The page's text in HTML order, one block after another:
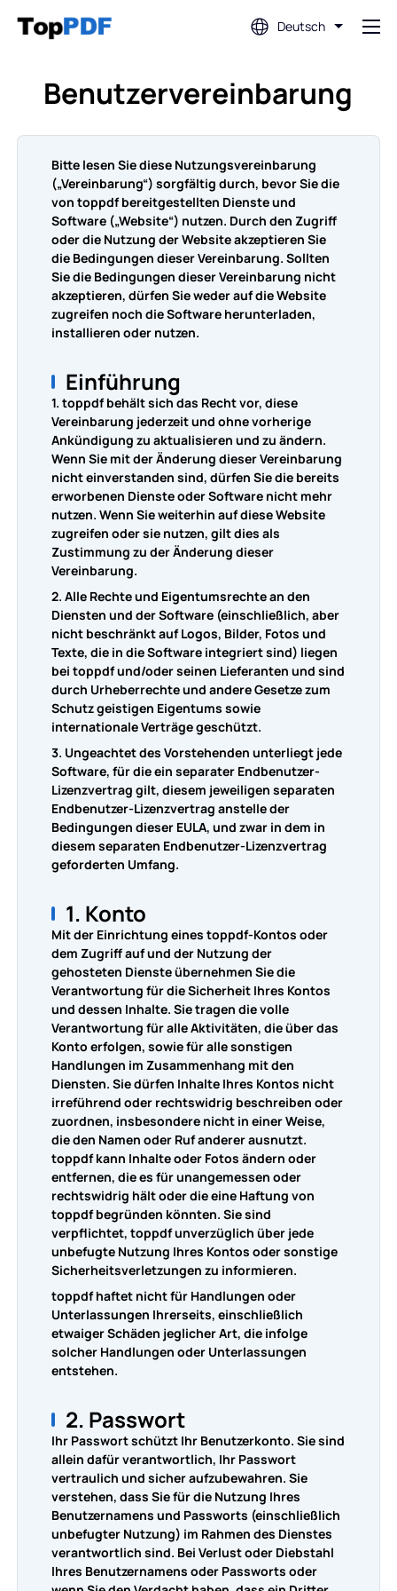
Deutsch
PDF bearbeiten
PDF übersetzen
PDF zusammenfügen
PDF teilen
PDF komprimieren
Von PDF konvertieren
PDF zu WORD
PDF zu EXCEL
PDF zu PPT
PDF zu JPG
Zu PDF konvertieren
WORD zu PDF
EXCEL zu PDF
PPT zu PDF
JPG zu PDF
EPUB zu PDF
Zu JPG konvertieren
WORD zu JPG
EXCEL zu JPG
PPT zu JPG
PDF zu JPG
Kontaktieren Sie uns
Anmelden
Benutzervereinbarung
Bitte lesen Sie diese Nutzungsvereinbarung
(„Vereinbarung“) sorgfältig durch, bevor Sie die
von toppdf bereitgestellten Dienste und
Software („Website“) nutzen. Durch den Zugriff
oder die Nutzung der Website akzeptieren Sie
die Bedingungen dieser Vereinbarung. Sollten
Sie die Bedingungen dieser Vereinbarung nicht
akzeptieren, dürfen Sie weder auf die Website
zugreifen noch die Software herunterladen,
installieren oder nutzen.
Einführung
1. toppdf behält sich das Recht vor, diese
Vereinbarung jederzeit und ohne vorherige
Ankündigung zu aktualisieren und zu ändern.
Wenn Sie mit der Änderung dieser Vereinbarung
nicht einverstanden sind, dürfen Sie die bereits
erworbenen Dienste oder Software nicht mehr
nutzen. Wenn Sie weiterhin auf diese Website
zugreifen oder sie nutzen, gilt dies als
Zustimmung zu der Änderung dieser
Vereinbarung.
2. Alle Rechte und Eigentumsrechte an den
Diensten und der Software (einschließlich, aber
nicht beschränkt auf Logos, Bilder, Fotos und
Texte, die in die Software integriert sind) liegen
bei toppdf und/oder seinen Lieferanten und sind
durch Urheberrechte und andere Gesetze zum
Schutz geistigen Eigentums sowie
internationale Verträge geschützt.
3. Ungeachtet des Vorstehenden unterliegt jede
Software, für die ein separater Endbenutzer-
Lizenzvertrag gilt, diesem jeweiligen separaten
Endbenutzer-Lizenzvertrag anstelle der
Bedingungen dieser EULA, und zwar in dem in
diesem separaten Endbenutzer-Lizenzvertrag
geforderten Umfang.
1. Konto
Mit der Einrichtung eines toppdf-Kontos oder
dem Zugriff auf und der Nutzung der
gehosteten Dienste übernehmen Sie die
Verantwortung für die Sicherheit Ihres Kontos
und dessen Inhalte. Sie tragen die volle
Verantwortung für alle Aktivitäten, die über das
Konto erfolgen, sowie für alle sonstigen
Handlungen im Zusammenhang mit den
Diensten. Sie dürfen Inhalte Ihres Kontos nicht
irreführend oder rechtswidrig beschreiben oder
zuordnen, insbesondere nicht in einer Weise,
die den Namen oder Ruf anderer ausnutzt.
toppdf kann Inhalte oder Fotos ändern oder
entfernen, die es für unangemessen oder
rechtswidrig hält oder die eine Haftung von
toppdf begründen könnten. Sie sind
verpflichtet, toppdf unverzüglich über jede
unbefugte Nutzung Ihres Kontos oder sonstige
Sicherheitsverletzungen zu informieren.
toppdf haftet nicht für Handlungen oder
Unterlassungen Ihrerseits, einschließlich
etwaiger Schäden jeglicher Art, die infolge
solcher Handlungen oder Unterlassungen
entstehen.
2. Passwort
Ihr Passwort schützt Ihr Benutzerkonto. Sie sind
allein dafür verantwortlich, Ihr Passwort
vertraulich und sicher aufzubewahren. Sie
verstehen, dass Sie für die Nutzung Ihres
Benutzernamens und Passworts (einschließlich
unbefugter Nutzung) im Rahmen des Dienstes
verantwortlich sind. Bei Verlust oder Diebstahl
Ihres Benutzernamens oder Passworts oder